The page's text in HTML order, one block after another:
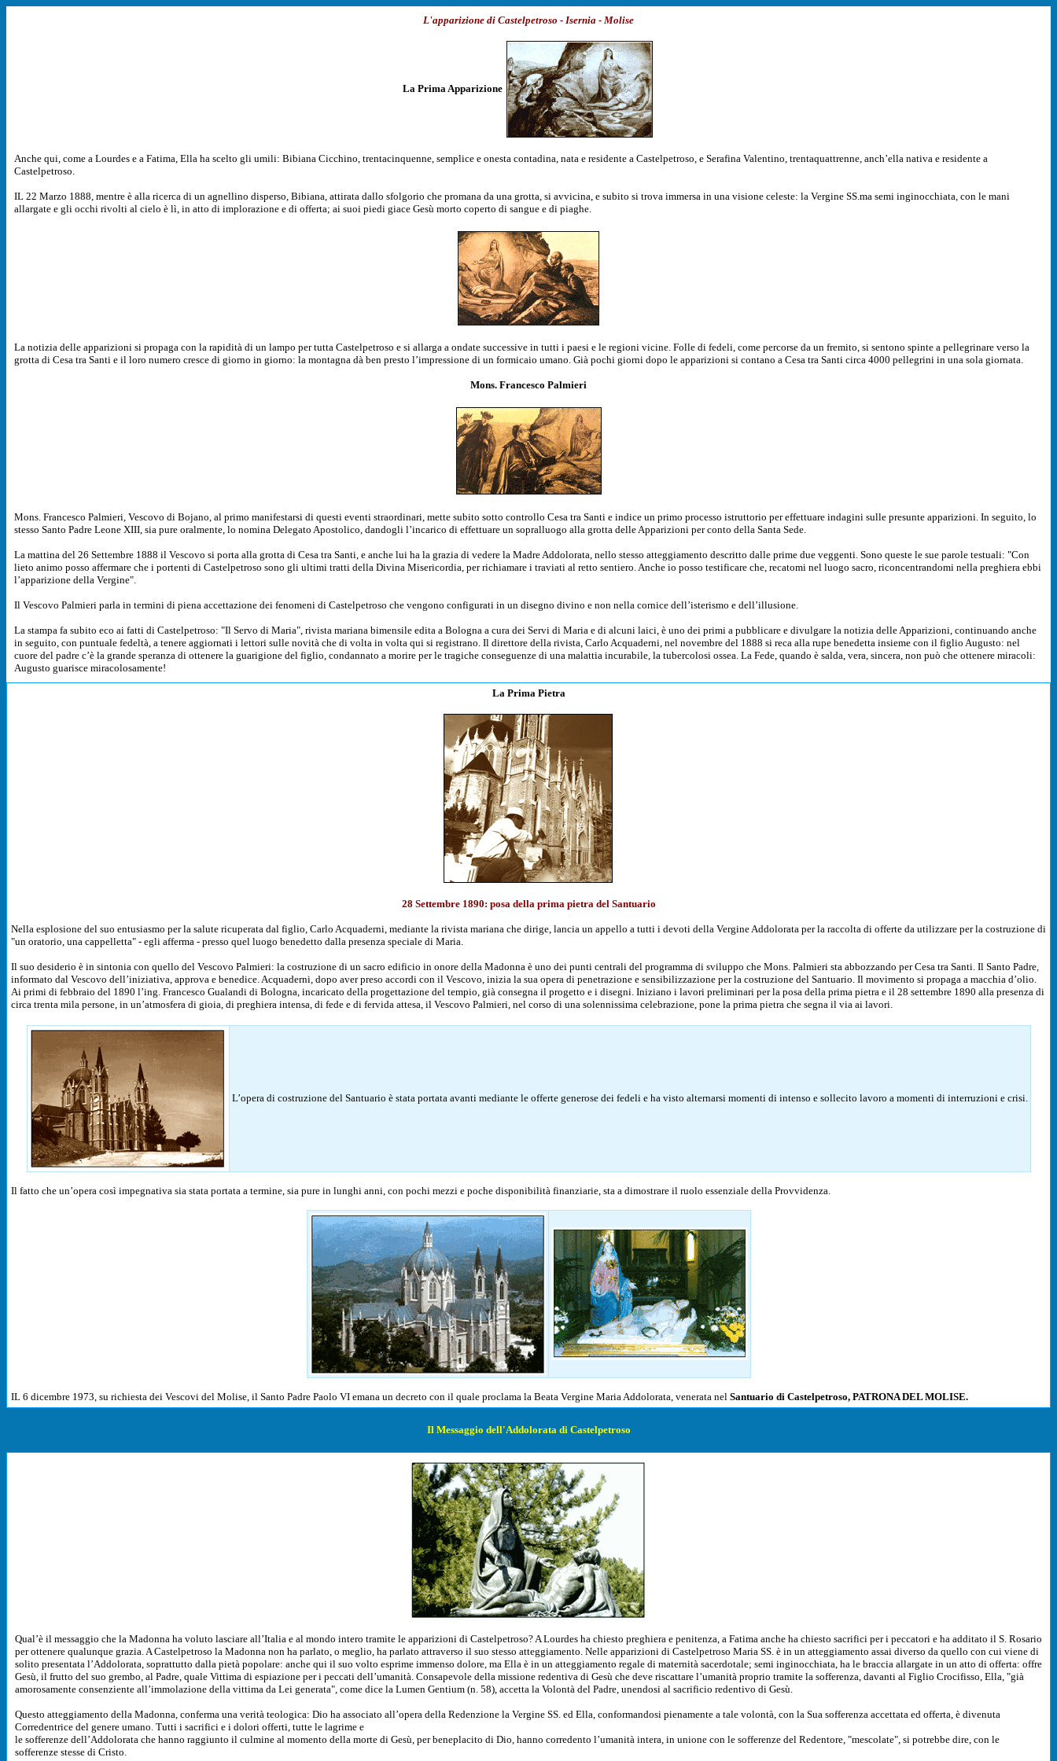
L'apparizione di Castelpetroso - Isernia - Molise
La Prima Apparizione
Anche qui, come a Lourdes e a Fatima, Ella ha scelto gli umili: Bibiana Cicchino, trentacinquenne, semplice e onesta contadina, nata e residente a Castelpetroso, e Serafina Valentino, trentaquattrenne, anch’ella nativa e residente a
Castelpetroso.
IL 22 Marzo 1888, mentre è alla ricerca di un agnellino disperso, Bibiana, attirata dallo sfolgorio che promana da una grotta, si avvicina, e subito si trova immersa in una visione celeste: la Vergine SS.ma semi inginocchiata, con le mani
allargate e gli occhi rivolti al cielo è lì, in atto di implorazione e di offerta; ai suoi piedi giace Gesù morto coperto di sangue e di piaghe.
La notizia delle apparizioni si propaga con la rapidità di un lampo per tutta Castelpetroso e si allarga a ondate successive in tutti i paesi e le regioni vicine. Folle di fedeli, come percorse da un fremito, si sentono spinte a pellegrinare verso la
grotta di Cesa tra Santi e il loro numero cresce di giorno in giorno: la montagna dà ben presto l’impressione di un formicaio umano. Già pochi giorni dopo le apparizioni si contano a Cesa tra Santi circa 4000 pellegrini in una sola giornata.
Mons. Francesco Palmieri
Mons. Francesco Palmieri, Vescovo di Bojano, al primo manifestarsi di questi eventi straordinari, mette subito sotto controllo Cesa tra Santi e indice un primo processo istruttorio per effettuare indagini sulle presunte apparizioni. In seguito, lo
stesso Santo Padre Leone XIII, sia pure oralmente, lo nomina Delegato Apostolico, dandogli l’incarico di effettuare un sopralluogo alla grotta delle Apparizioni per conto della Santa Sede.
La mattina del 26 Settembre 1888 il Vescovo si porta alla grotta di Cesa tra Santi, e anche lui ha la grazia di vedere la Madre Addolorata, nello stesso atteggiamento descritto dalle prime due veggenti. Sono queste le sue parole testuali: "Con
lieto animo posso affermare che i portenti di Castelpetroso sono gli ultimi tratti della Divina Misericordia, per richiamare i traviati al retto sentiero. Anche io posso testificare che, recatomi nel luogo sacro, riconcentrandomi nella preghiera ebbi
l’apparizione della Vergine".
Il Vescovo Palmieri parla in termini di piena accettazione dei fenomeni di Castelpetroso che vengono configurati in un disegno divino e non nella cornice dell’isterismo e dell’illusione.
La stampa fa subito eco ai fatti di Castelpetroso: "Il Servo di Maria", rivista mariana bimensile edita a Bologna a cura dei Servi di Maria e di alcuni laici, è uno dei primi a pubblicare e divulgare la notizia delle Apparizioni, continuando anche
in seguito, con puntuale fedeltà, a tenere aggiornati i lettori sulle novità che di volta in volta qui si registrano. Il direttore della rivista, Carlo Acquaderni, nel novembre del 1888 si reca alla rupe benedetta insieme con il figlio Augusto: nel
cuore del padre c’è la grande speranza di ottenere la guarigione del figlio, condannato a morire per le tragiche conseguenze di una malattia incurabile, la tubercolosi ossea. La Fede, quando è salda, vera, sincera, non può che ottenere miracoli:
Augusto guarisce miracolosamente!
La Prima Pietra
28 Settembre 1890: posa della prima pietra del Santuario
Nella esplosione del suo entusiasmo per la salute ricuperata dal figlio, Carlo Acquaderni, mediante la rivista mariana che dirige, lancia un appello a tutti i devoti della Vergine Addolorata per la raccolta di offerte da utilizzare per la costruzione di
"un oratorio, una cappelletta" - egli afferma - presso quel luogo benedetto dalla presenza speciale di Maria.
Il suo desiderio è in sintonia con quello del Vescovo Palmieri: la costruzione di un sacro edificio in onore della Madonna è uno dei punti centrali del programma di sviluppo che Mons. Palmieri sta abbozzando per Cesa tra Santi. Il Santo Padre,
informato dal Vescovo dell’iniziativa, approva e benedice. Acquaderni, dopo aver preso accordi con il Vescovo, inizia la sua opera di penetrazione e sensibilizzazione per la costruzione del Santuario. Il movimento si propaga a macchia d’olio.
Ai primi di febbraio del 1890 l’ing. Francesco Gualandi di Bologna, incaricato della progettazione del tempio, già consegna il progetto e i disegni. Iniziano i lavori preliminari per la posa della prima pietra e il 28 settembre 1890 alla presenza di
circa trenta mila persone, in un’atmosfera di gioia, di preghiera intensa, di fede e di fervida attesa, il Vescovo Palmieri, nel corso di una solennissima celebrazione, pone la prima pietra che segna il via ai lavori.
L’opera di costruzione del Santuario è stata portata avanti mediante le offerte generose dei fedeli e ha visto alternarsi momenti di intenso e sollecito lavoro a momenti di interruzioni e crisi.
Il fatto che un’opera così impegnativa sia stata portata a termine, sia pure in lunghi anni, con pochi mezzi e poche disponibilità finanziarie, sta a dimostrare il ruolo essenziale della Provvidenza.
IL 6 dicembre 1973, su richiesta dei Vescovi del Molise, il Santo Padre Paolo VI emana un decreto con il quale proclama la Beata Vergine Maria Addolorata, venerata nel Santuario di Castelpetroso, PATRONA DEL MOLISE.
Il Messaggio dell'Addolorata di Castelpetroso
Qual’è il messaggio che la Madonna ha voluto lasciare all’Italia e al mondo intero tramite le apparizioni di Castelpetroso? A Lourdes ha chiesto preghiera e penitenza, a Fatima anche ha chiesto sacrifici per i peccatori e ha additato il S. Rosario
per ottenere qualunque grazia. A Castelpetroso la Madonna non ha parlato, o meglio, ha parlato attraverso il suo stesso atteggiamento. Nelle apparizioni di Castelpetroso Maria SS. è in un atteggiamento assai diverso da quello con cui viene di
solito presentata l’Addolorata, soprattutto dalla pietà popolare: anche qui il suo volto esprime immenso dolore, ma Ella è in un atteggiamento regale di maternità sacerdotale; semi inginocchiata, ha le braccia allargate in un atto di offerta: offre
Gesù, il frutto del suo grembo, al Padre, quale Vittima di espiazione per i peccati dell’umanità. Consapevole della missione redentiva di Gesù che deve riscattare l’umanità proprio tramite la sofferenza, davanti al Figlio Crocifisso, Ella, "già
amorosamente consenziente all’immolazione della vittima da Lei generata", come dice la Lumen Gentium (n. 58), accetta la Volontà del Padre, unendosi al sacrificio redentivo di Gesù.
Questo atteggiamento della Madonna, conferma una verità teologica: Dio ha associato all’opera della Redenzione la Vergine SS. ed Ella, conformandosi pienamente a tale volontà, con la Sua sofferenza accettata ed offerta, è divenuta
Corredentrice del genere umano. Tutti i sacrifici e i dolori offerti, tutte le lagrime e
le sofferenze dell’Addolorata che hanno raggiunto il culmine al momento della morte di Gesù, per beneplacito di Dio, hanno corredento l’umanità intera, in unione con le sofferenze del Redentore, "mescolate", si potrebbe dire, con le
sofferenze stesse di Cristo.